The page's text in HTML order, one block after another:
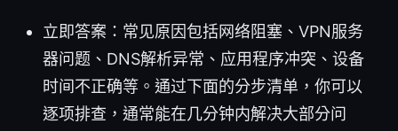
立即答案：常见原因包括网络阻塞、VPN服务
器问题、DNS解析异常、应用程序冲突、设备
时间不正确等。通过下面的分步清单，你可以
逐项排查，通常能在几分钟内解决大部分问